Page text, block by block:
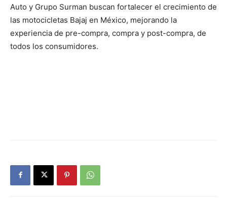
Auto y Grupo Surman buscan fortalecer el crecimiento de
las motocicletas Bajaj en México, mejorando la
experiencia de pre-compra, compra y post-compra, de
todos los consumidores.